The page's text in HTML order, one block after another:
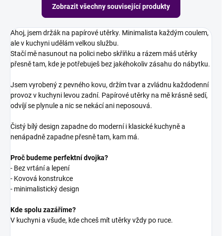
Zobrazit všechny související produkty
Ahoj, jsem držák na papírové utěrky. Minimalista každým coulem,
ale v kuchyni udělám velkou službu.
Stačí mě nasunout na polici nebo skříňku a rázem máš utěrky
přesně tam, kde je potřebuješ bez jakéhokoliv zásahu do nábytku.
Jsem vyrobený z pevného kovu, držím tvar a zvládnu každodenní
provoz v kuchyni levou zadní. Papírové utěrky na mě krásně sedí,
odvíjí se plynule a nic se nekácí ani neposouvá.
Čistý bílý design zapadne do moderní i klasické kuchyně a
nenápadně zapadne přesně tam, kam má.
Proč budeme perfektní dvojka?
- Bez vrtání a lepení
- Kovová konstrukce
- minimalistický design
Kde spolu zazáříme?
V kuchyni a všude, kde chceš mít utěrky vždy po ruce.